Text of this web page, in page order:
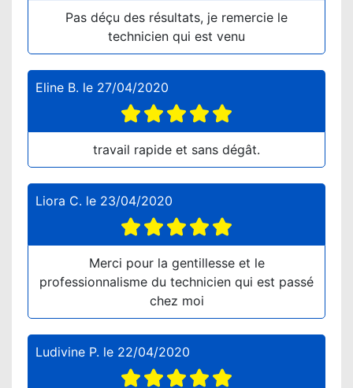
Pas déçu des résultats, je remercie le
technicien qui est venu
Eline B. le 27/04/2020
travail rapide et sans dégât.
Liora C. le 23/04/2020
Merci pour la gentillesse et le
professionnalisme du technicien qui est passé
chez moi
Ludivine P. le 22/04/2020